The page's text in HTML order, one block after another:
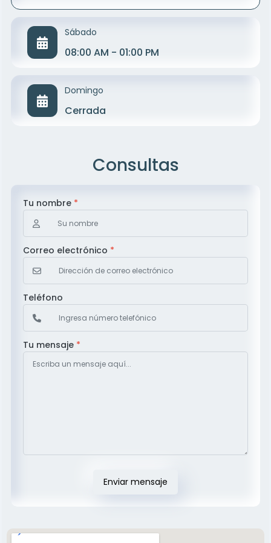
Sábado
08:00 AM - 01:00 PM
Domingo
Cerrada
Consultas
Tu nombre *
Correo electrónico *
Teléfono
Tu mensaje *
Enviar mensaje